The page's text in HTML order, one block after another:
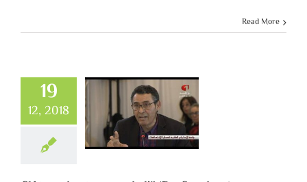
Read More
19
12, 2018
de l’IVD :
dossiers
ou ignorés
le rapport
de l’Instance